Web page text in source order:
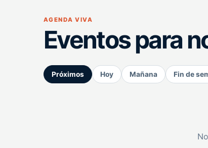
AGENDA VIVA
Eventos para
Próximos Hoy Mañana Fin de